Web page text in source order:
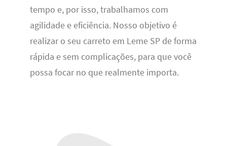
tempo e, por isso, trabalhamos com
agilidade e eficiência. Nosso objetivo é
realizar o seu carreto em Leme SP de forma
rápida e sem complicações, para que você
possa focar no que realmente importa.